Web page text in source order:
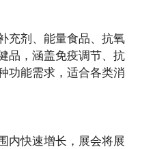
充剂、能量食品、抗氧
品，涵盖免疫调节、抗
功能需求，适合各类消
内快速增长，展会将展